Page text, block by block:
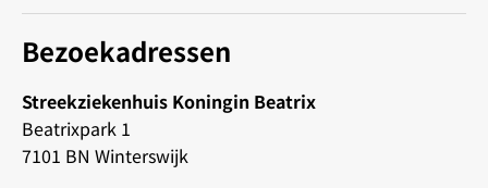
Bezoekadressen
Streekziekenhuis Koningin Beatrix
Beatrixpark 1
7101 BN Winterswijk